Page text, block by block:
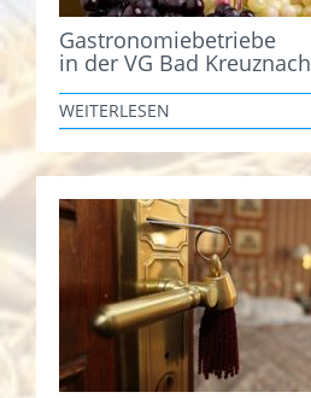
Gastronomiebetriebe
in der VG Bad Kreuznach
WEITERLESEN